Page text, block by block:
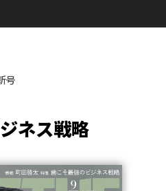
号
ネス戦略